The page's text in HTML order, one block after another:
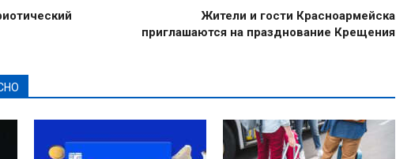
Жители и гости Красноармейска
приглашаются на празднование Крещения